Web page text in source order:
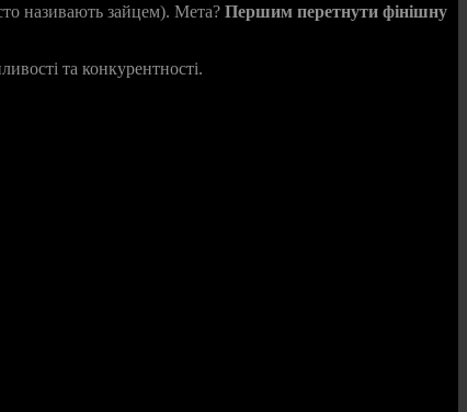
називають зайцем). Мета? Першим перетнути фінішну
та конкурентності.